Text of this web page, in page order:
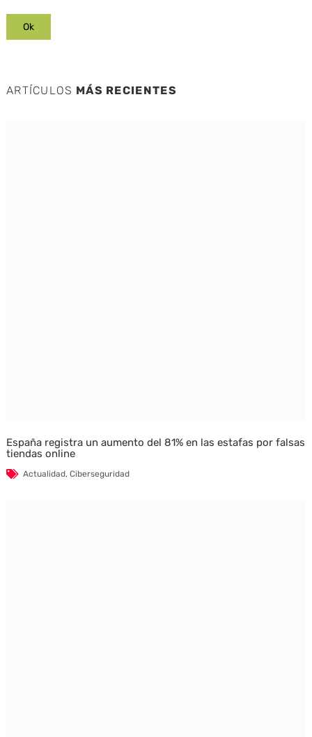
ARTÍCULOS MÁS RECIENTES
España registra un aumento del 81% en las estafas por falsas
tiendas online
Actualidad, Ciberseguridad